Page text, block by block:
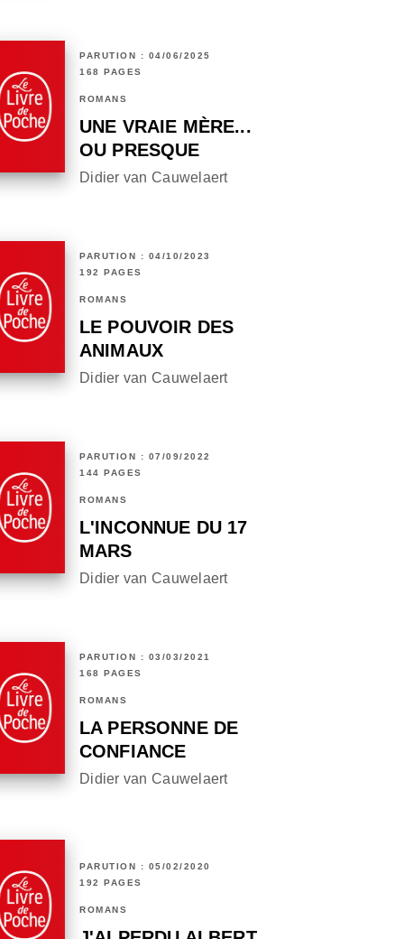
PARUTION : 04/06/2025
168 PAGES
ROMANS
UNE VRAIE MÈRE...
OU PRESQUE
Didier van Cauwelaert
PARUTION : 04/10/2023
192 PAGES
ROMANS
LE POUVOIR DES
ANIMAUX
Didier van Cauwelaert
PARUTION : 07/09/2022
144 PAGES
ROMANS
L'INCONNUE DU 17
MARS
Didier van Cauwelaert
PARUTION : 03/03/2021
168 PAGES
ROMANS
LA PERSONNE DE
CONFIANCE
Didier van Cauwelaert
PARUTION : 05/02/2020
192 PAGES
ROMANS